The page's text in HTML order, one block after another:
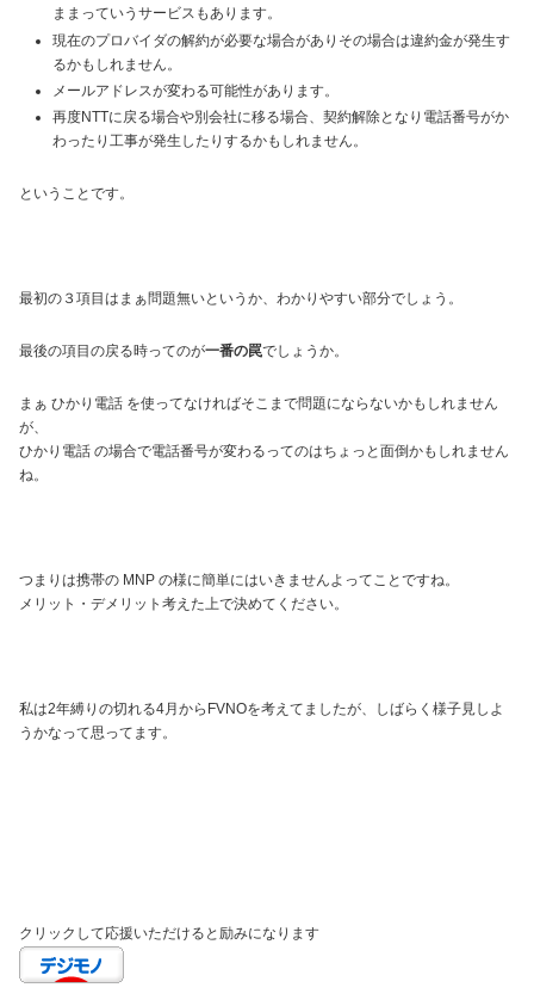
ままっていうサービスもあります。
現在のプロバイダの解約が必要な場合がありその場合は違約金が発生す
るかもしれません。
メールアドレスが変わる可能性があります。
再度NTTに戻る場合や別会社に移る場合、契約解除となり電話番号がか
わったり工事が発生したりするかもしれません。
ということです。
最初の３項目はまぁ問題無いというか、わかりやすい部分でしょう。
最後の項目の戻る時ってのが一番の罠でしょうか。
まぁ ひかり電話 を使ってなければそこまで問題にならないかもしれません
が、
ひかり電話 の場合で電話番号が変わるってのはちょっと面倒かもしれません
ね。
つまりは携帯の MNP の様に簡単にはいきませんよってことですね。
メリット・デメリット考えた上で決めてください。
私は2年縛りの切れる4月からFVNOを考えてましたが、しばらく様子見しよ
うかなって思ってます。
クリックして応援いただけると励みになります